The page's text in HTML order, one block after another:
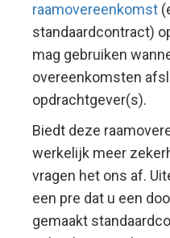
raamovereenkomst
standaardcontract)
mag gebruiken
overeenkomsten
opdrachtgever(s).
Biedt deze
werkelijk meer
vragen het ons af.
een pre dat u een
gemaakt